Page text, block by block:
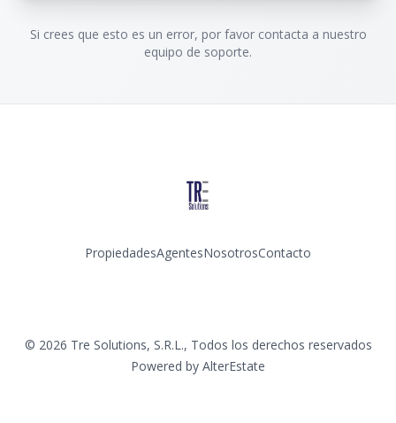
Si crees que esto es un error, por favor contacta a nuestro
equipo de soporte.
PropiedadesAgentesNosotrosContacto
© 2026 Tre Solutions, S.R.L., Todos los derechos reservados
Powered by AlterEstate